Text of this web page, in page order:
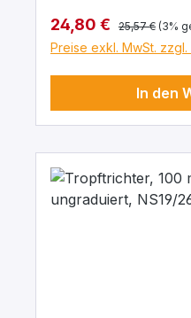
Verkaufspreis:
24,80 € Regulärer
25,57 € (3%
Preise exkl. MwSt.
In den